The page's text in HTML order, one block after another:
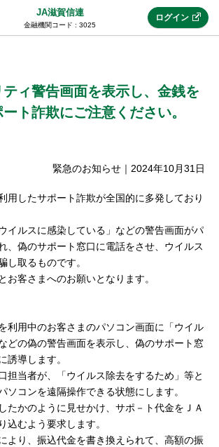
JA滋賀信連
金融機関コード : 3025
(法人JAネットバンク)
ログイン
ィ警告画面を表示し、金銭を
ト詐欺にご注意ください。
緊急のお知らせ ｜ 2024年10月31日
用したサポート詐欺が全国的に多発しており
イルスに感染している」などの警告画面がパ
、偽のサポート窓口に電話をさせ、ウイルス
し取るものです。
お客さまへのお願いとなります。
利用中のお客さまのパソコン画面に「ウイル
どの偽の警告画面を表示し、偽のサポート窓
誘導します。
担当者が、「ウイルス除去をするため」等と
ソコンを遠隔操作できる状態にします。
たかのように見せかけ、サポ－ト代金をＪＡ
込むよう要求します。
より、振込代金を書き換えられて、高額の振